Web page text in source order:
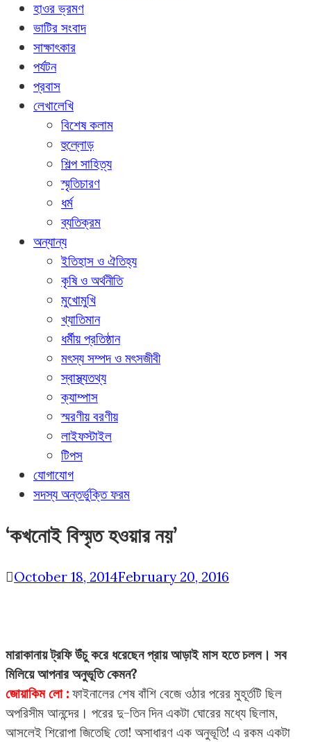
হাওর ভ্রমণ
ভাটির সংবাদ
সাক্ষাৎকার
পর্যটন
প্রবাস
লেখালেখি
বিশেষ কলাম
হুল্লোড়
শিল্প সাহিত্য
স্মৃতিচারণ
ধর্ম
ব্যতিক্রম
অন্যান্য
ইতিহাস ও ঐতিহ্য
কৃষি ও অর্থনীতি
মুখোমুখি
খ্যাতিমান
ধর্মীয় প্রতিষ্ঠান
মৎস্য সম্পদ ও মৎসজীবী
স্বাস্থ্যতথ্য
ক্যাম্পাস
স্মরণীয় বরণীয়
লাইফস্টাইল
টিপস
যোগাযোগ
সদস্য অন্তর্ভুক্তি ফরম
‘কখনোই বিস্মৃত হওয়ার নয়’
October 18, 2014February 20, 2016
মারাকানায় ট্রফি উঁচু করে ধরেছেন প্রায় আড়াই মাস হতে চলল। সব
মিলিয়ে আপনার অনুভূতি কেমন?
জোয়াকিম লো : ফাইনালের শেষ বাঁশি বেজে ওঠার পরের মুহূর্তটি ছিল
অপরিসীম আনন্দের। পরের দু-তিন দিন একটা ঘোরের মধ্যে ছিলাম,
আসলেই শিরোপা জিতেছি তো! অসাধারণ এক অনুভূতি! এ রকম একটা